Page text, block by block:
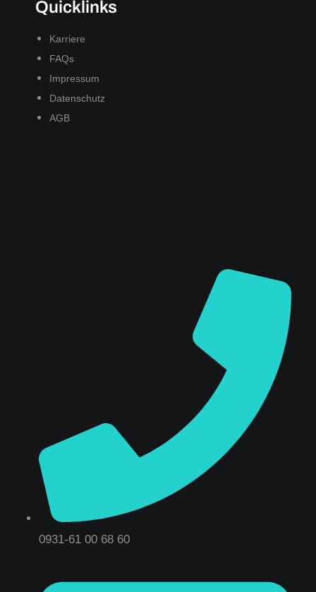
Quicklinks
Karriere
FAQs
Impressum
Datenschutz
AGB
0931-61 00 68 60